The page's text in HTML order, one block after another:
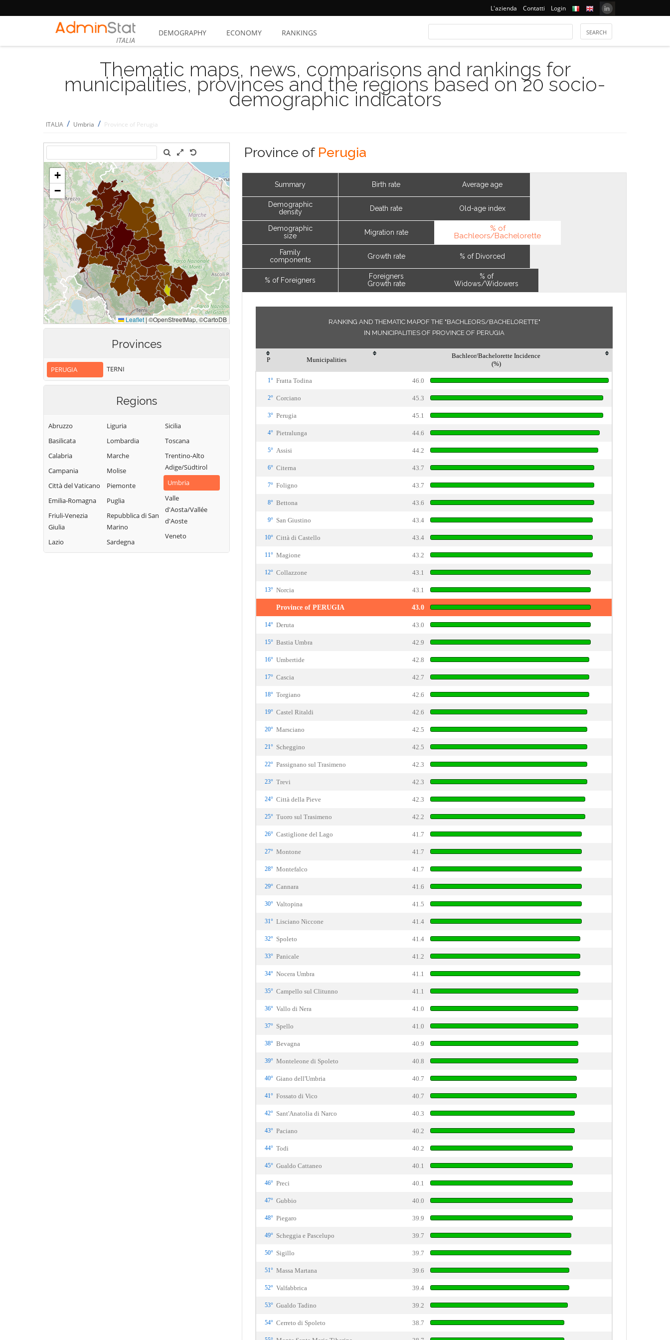
L'azienda Contatti Login
ITALIA
DEMOGRAPHY ECONOMY RANKINGS
Thematic maps, news, comparisons and rankings for
municipalities, provinces and the regions based on 20 socio-
demographic indicators
ITALIA / Umbria / Province of Perugia
Provinces
PERUGIA TERNI
Regions
Abruzzo
Basilicata
Calabria
Campania
Città del Vaticano
Emilia-Romagna
Friuli-Venezia
Giulia
Lazio
Liguria
Lombardia
Marche
Molise
Piemonte
Puglia
Repubblica di San
Marino
Sardegna
Sicilia
Toscana
Trentino-Alto
Adige/Südtirol
Umbria
Valle
d'Aosta/Vallée
d'Aoste
Veneto
Province of Perugia
Summary
Demographic
density
Demographic
size
Family
components
% of Foreigners
Birth rate
Death rate
Migration rate
Growth rate
Foreigners
Growth rate
Average age
Old-age index
% of
Bachleors/Bachelorette
% of Divorced
% of
Widows/Widowers
RANKING AND THEMATIC MAPOF THE "BACHLEORS/BACHELORETTE"
IN MUNICIPALITIES OF PROVINCE OF PERUGIA
P Municipalities
Bachleor/Bachelorette Incidence
(%)
1° Fratta Todina 46.0
2° Corciano 45.3
3° Perugia 45.1
4° Pietralunga 44.6
5° Assisi 44.2
6° Citerna 43.7
7° Foligno 43.7
8° Bettona 43.6
9° San Giustino 43.4
10° Città di Castello 43.4
11° Magione 43.2
12° Collazzone 43.1
13° Norcia 43.1
Province of PERUGIA 43.0
14° Deruta 43.0
15° Bastia Umbra 42.9
16° Umbertide 42.8
17° Cascia 42.7
18° Torgiano 42.6
19° Castel Ritaldi 42.6
20° Marsciano 42.5
21° Scheggino 42.5
22° Passignano sul Trasimeno 42.3
23° Trevi 42.3
24° Città della Pieve 42.3
25° Tuoro sul Trasimeno 42.2
26° Castiglione del Lago 41.7
27° Montone 41.7
28° Montefalco 41.7
29° Cannara 41.6
30° Valtopina 41.5
31° Lisciano Niccone 41.4
32° Spoleto 41.4
33° Panicale 41.2
34° Nocera Umbra 41.1
35° Campello sul Clitunno 41.1
36° Vallo di Nera 41.0
37° Spello 41.0
38° Bevagna 40.9
39° Monteleone di Spoleto 40.8
40° Giano dell'Umbria 40.7
41° Fossato di Vico 40.7
42° Sant'Anatolia di Narco 40.3
43° Paciano 40.2
44° Todi 40.2
45° Gualdo Cattaneo 40.1
46° Preci 40.1
47° Gubbio 40.0
48° Piegaro 39.9
49° Scheggia e Pascelupo 39.7
50° Sigillo 39.7
51° Massa Martana 39.6
52° Valfabbrica 39.4
53° Gualdo Tadino 39.2
54° Cerreto di Spoleto 38.7